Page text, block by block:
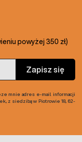
powyżej 350 zł)
Zapisz się
mnie adres e-mail informacji
z siedzibą w Piotrowie 18, 62-